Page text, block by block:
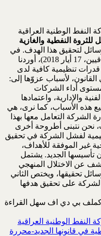
النفط الوطنية العراقية
للثروة النفطية والغازية
لتحقيق هذا الهدف. في
بحثنا (الكعبي، شبكة الاقتصاديين العراقيين، 17 أيار 2018)، أوردنا
تنظيمية كافية لدى
لأسباب عزوّها إلى:
أداء الشركات
والإدارية، واعتمادها
هذه الأسباب، كما نرى، هي
الشركة التعامل معها بهذا
نحن نتبنى أطروحة أخرى
لفشل الشركة في تحقيق
غير الموفقة للأهداف،
تأسيسها الجديد. يشتمل
عن الاختلال المنهجي
تحقيقها، ويختص الثاني
الشركة على تحقيق هدفها
كملف بي دي اف سهل القراءة
النفط الوطنية العراقية
في قانونها الجديد-محررة